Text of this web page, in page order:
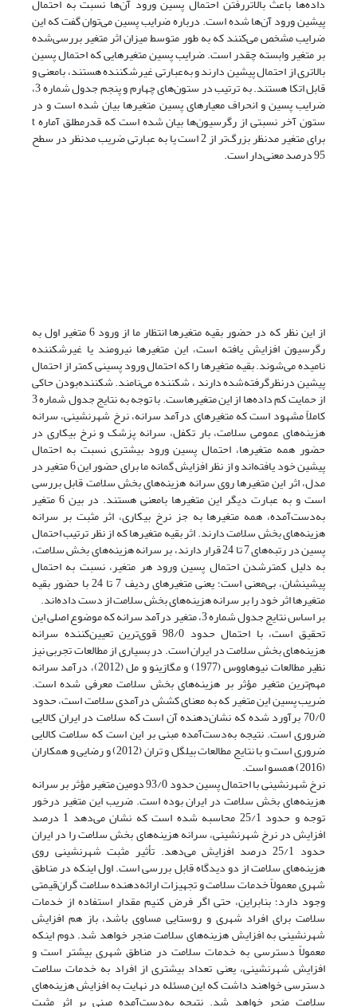
داده‌ها باعث بالاتر‌رفتن احتمال پسین ورود آن‌ها نسبت به احتمال
پیشین ورود آن‌ها شده است. درباره ضرایب پسین می‌توان گفت که این
ضرایب مشخص می‌کنند که به ‌طور متوسط میزان اثر متغیر بررسی‌شده
بر متغیر وابسته چقدر است. ضرایب پسین متغیرهایی که احتمال پسین
بالاتری از احتمال پیشین دارند و به‌عبارتی غیرشکننده هستند، با‌معنی و
قابل اتکا هستند. به‌ ترتیب در ستون‌های چهارم و پنجم جدول شماره 3،
ضرایب پسین و انحراف معیارهای پسین متغیرها بیان شده است و در
ستون آخر نسبتی از رگرسیون‌ها بیان شده است که قدرمطلق آماره t
برای متغیر مدنظر بزرگ‌تر از 2 است یا به ‌عبارتی ضریب مدنظر در سطح
95 درصد معنی‌دار است.
از این نظر که در حضور بقیه متغیرها انتظار ما از ورود 6 متغیر اول به
رگرسیون افزایش یافته است، این متغیرها نیرومند یا غیرشکننده
نامیده می‌شوند. بقیه متغیرها را که احتمال ورود پسینی کمتر از احتمال
پیشین درنظرگرفته‌شده دارند ، شکننده می‌نامند. شکننده‌بودن حاکی
از حمایت کم داده‌ها از این متغیرهاست. با توجه به نتایج جدول شماره 3
کاملاً مشهود است که متغیرهای درآمد سرانه، نرخ شهرنشینی، سرانه
هزینه‌های عمومی سلامت، بار تکفل، سرانه‌ پزشک و نرخ بیکاری در
حضور همه متغیرها، احتمال پسین ورود بیشتری نسبت به احتمال
پیشین خود یافته‌اند و از نظر افزایش گمانه ما برای حضور این 6 متغیر در
مدل، اثر این متغیرها روی سرانه هزینه‌های بخش سلامت قابل بررسی
است و به‌ عبارت دیگر این متغیرها بامعنی هستند. در بین 6 متغیر
به‌دست‌آمده، همه متغیرها به جز نرخ بیکاری، اثر مثبت بر سرانه
هزینه‌های بخش سلامت دارند. اثر بقیه متغیرها که از نظر ترتیب احتمال
پسین در رتبه‌های 7 تا 24 قرار دارند، بر سرانه هزینه‌های بخش سلامت،
به ‌دلیل کمترشدن احتمال پسین ورود هر متغیر، نسبت به احتمال
پیشینشان، بی‌معنی است؛ یعنی متغیرهای ردیف 7 تا 24 با حضور بقیه
متغیرها اثر خود را بر سرانه هزینه‌های بخش سلامت از دست داده‌اند.
بر اساس نتایج جدول شماره 3، متغیر درآمد سرانه که موضوع اصلی این
تحقیق است، با احتمال حدود 98/0 قوی‌ترین تعیین‌کننده سرانه
هزینه‌های بخش سلامت در ایران است. در بسیاری از مطالعات تجربی نیز
نظیر مطالعات نیوهاووس (1977) و مگازینو و مل (2012)، درآمد سرانه
مهم‌ترین متغیر مؤثر بر هزینه‌های بخش سلامت معرفی شده است.
ضریب پسین این متغیر که به‌ معنای کشش درآمدی سلامت است، حدود
70/0 برآورد شده که نشان‌دهنده آن است که سلامت در ایران کالایی
ضروری است. نتیجه به‌دست‌آمده مبنی بر این‌ است که سلامت کالایی
ضروری است و با نتایج مطالعات بیلگل و تران (2012) و رضایی و همکاران
(2016) همسو است.
نرخ شهرنشینی با احتمال پسین حدود 93/0 دومین متغیر مؤثر بر سرانه
هزینه‌های بخش سلامت در ایران بوده است. ضریب این متغیر درخور
توجه و حدود 25/1 محاسبه شده است که نشان می‌دهد 1 درصد
افزایش در نرخ شهرنشینی، سرانه هزینه‌های بخش سلامت را در ایران
حدود 25/1 درصد افزایش می‌دهد. تأثیر مثبت شهرنشینی روی
هزینه‌های سلامت از دو دیدگاه قابل بررسی است. اول اینکه در مناطق
شهری معمولاً خدمات سلامت و تجهیزات ارائه‌دهنده سلامت گران‌قیمتی
وجود دارد؛ بنابراین، حتی اگر فرض کنیم مقدار استفاده از خدمات
سلامت برای افراد شهری و روستایی مساوی باشد، باز هم افزایش
شهرنشینی به افزایش هزینه‌های سلامت منجر خواهد شد. دوم اینکه
معمولاً دسترسی به خدمات سلامت در مناطق شهری بیشتر است و
افزایش شهرنشینی، یعنی تعداد بیشتری از افراد به خدمات سلامت
دسترسی خواهند داشت که این مسئله در نهایت به افزایش هزینه‌های
سلامت منجر خواهد شد. نتیجه به‌دست‌آمده مبنی بر اثر مثبت